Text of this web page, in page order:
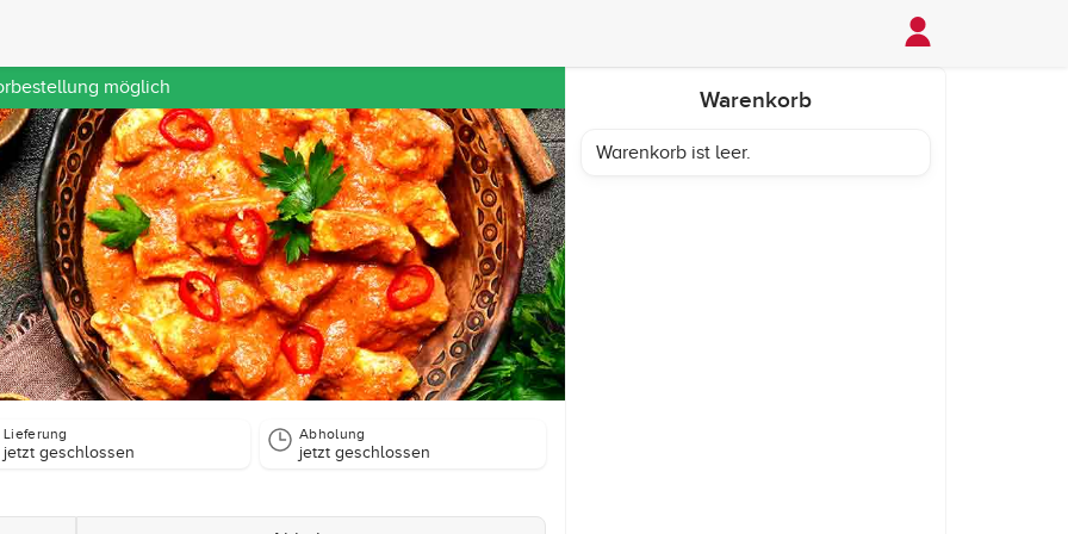
möglich
Lieferung
jetzt geschlossen
Abholung
jetzt geschlossen
Warenkorb
Warenkorb ist leer.